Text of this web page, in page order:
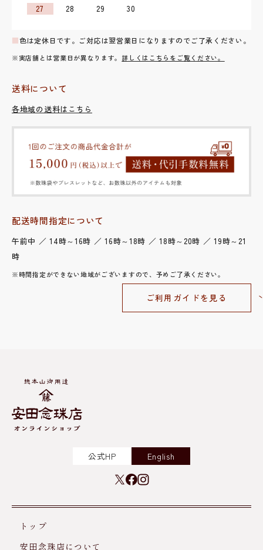
27
28 29 30
■色は定休日です。ご対応は翌営業日になりますのでご了承ください。
※実店舗とは営業日が異なります。 詳しくはこちらをご覧ください。
送料について
各地域の送料はこちら
配送時間指定について
午前中 ／ 14時～16時 ／ 16時～18時 ／ 18時～20時 ／ 19時～21
時
※時間指定ができない地域がございますので、予めご了承ください。
ご利用ガイドを見る
公式HP English
トップ
安田念珠店について